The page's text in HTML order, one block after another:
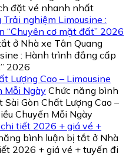
đặt vé nhanh nhất
nghiệm Limousine :
“Chuyên cơ mặt đất” 2026
ở Nhà xe Tân Quang
: Hành trình đẳng cấp
2026
Lượng Cao – Limousine
Mỗi Ngày Chức năng bình
Gòn Chất Lượng Cao –
Chuyến Mỗi Ngày
tiết 2026 + giá vé +
bình luận bị tắtở Nhà
2026 + giá vé + tuyến đi